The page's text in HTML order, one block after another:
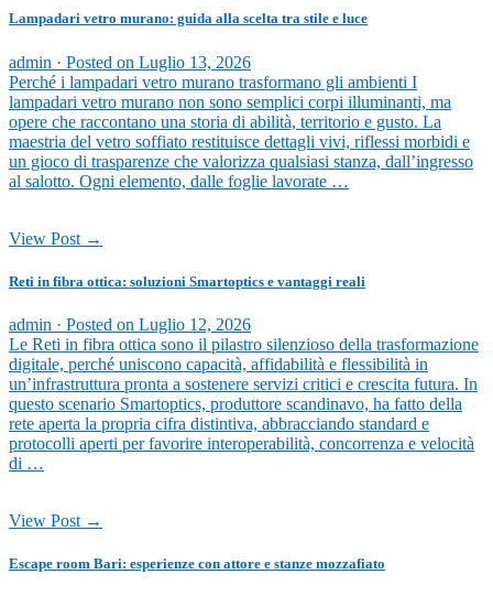
Lampadari vetro murano: guida alla scelta tra stile e luce
admin · Posted on Luglio 13, 2026
Perché i lampadari vetro murano trasformano gli ambienti I
lampadari vetro murano non sono semplici corpi illuminanti, ma
opere che raccontano una storia di abilità, territorio e gusto. La
maestria del vetro soffiato restituisce dettagli vivi, riflessi morbidi e
un gioco di trasparenze che valorizza qualsiasi stanza, dall’ingresso
al salotto. Ogni elemento, dalle foglie lavorate …
View Post →
Reti in fibra ottica: soluzioni Smartoptics e vantaggi reali
admin · Posted on Luglio 12, 2026
Le Reti in fibra ottica sono il pilastro silenzioso della trasformazione
digitale, perché uniscono capacità, affidabilità e flessibilità in
un’infrastruttura pronta a sostenere servizi critici e crescita futura. In
questo scenario Smartoptics, produttore scandinavo, ha fatto della
rete aperta la propria cifra distintiva, abbracciando standard e
protocolli aperti per favorire interoperabilità, concorrenza e velocità
di …
View Post →
Escape room Bari: esperienze con attore e stanze mozzafiato